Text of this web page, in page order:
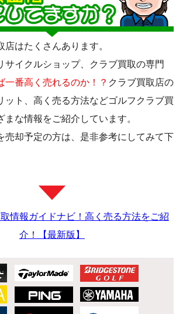
店はたくさんあります。
サイクルショップ、クラブ買取の専門
一番高く売れるのか！？ クラブ買取店の
ット、高く売る方法などゴルフクラブ買
まな情報をご紹介しています。
売却予定の方は、是非参考にしてみて下
情報ガイドナビ！高く売る方法をご紹
介！【最新版】